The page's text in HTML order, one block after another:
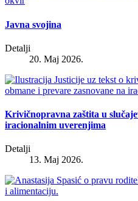
Javna svojina
Detalji
20. Maj 2026.
Krivičnopravna zaštita u
iracionalnim uverenjima
Detalji
13. Maj 2026.